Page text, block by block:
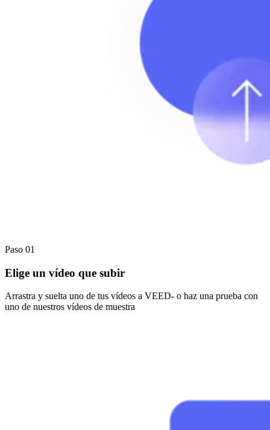
Paso 01
Elige un vídeo que subir
Arrastra y suelta uno de tus vídeos a VEED- o haz una prueba con
uno de nuestros vídeos de muestra